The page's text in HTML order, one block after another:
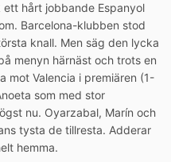
hårt jobbande Espanyol
Barcelona-klubben stod
knall. Men säg den lycka
menyn härnäst och trots en
mot Valencia i premiären (1-
som med stor
nu. Oyarzabal, Marín och
tysta de tillresta. Adderar
hemma.